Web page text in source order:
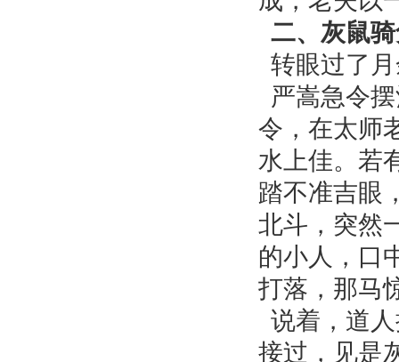
二、灰鼠
转眼过了
严嵩急令
令，在太师
水上佳。若
踏不准吉眼
北斗，突然
的小人，口
打落，那马
说着，道
接过，见是